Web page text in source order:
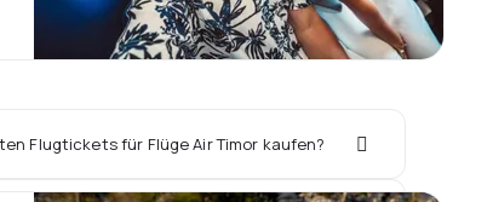
Flugtickets für Flüge Air Timor kaufen?